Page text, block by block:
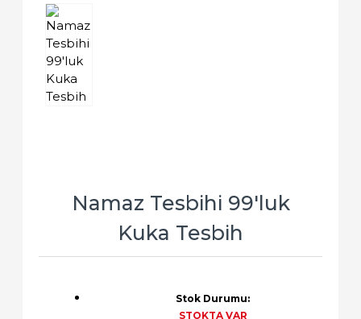
Namaz Tesbihi 99'luk
Kuka Tesbih
Stok Durumu:
STOKTA VAR